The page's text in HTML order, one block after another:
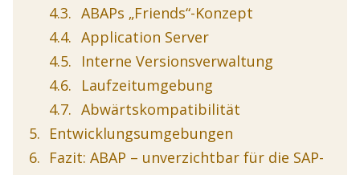
ABAPs „Friends“-Konzept
Application Server
Interne Versionsverwaltung
Laufzeitumgebung
Abwärtskompatibilität
Entwicklungsumgebungen
Fazit: ABAP – unverzichtbar für die SAP-